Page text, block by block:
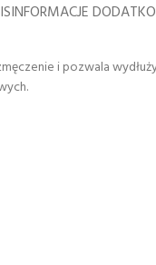
INFORMACJE
i pozwala